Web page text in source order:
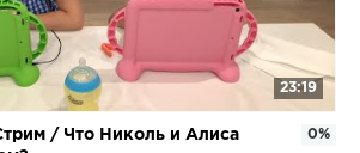
23:19
/ Что Николь и Алиса
0%